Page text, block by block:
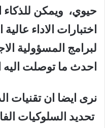
حيوي، ويمكن للذكاء
اختبارات الاداء
لبرامج المسؤولية
احدث ما توصلت اليه
نرى ايضا ان تقنيات
تحديد السلوكيات